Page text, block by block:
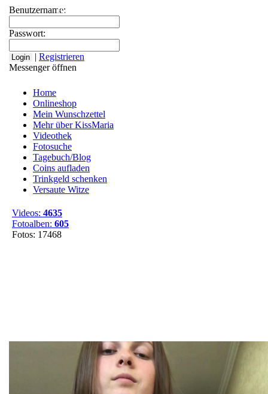
Home
Benutzername:
Passwort:
| Registrieren
Messenger öffnen
Home
Onlineshop
Mein Wunschzettel
Mehr über KissMaria
Videothek
Fotosuche
Tagebuch/Blog
Coins aufladen
Trinkgeld schenken
Versaute Witze
Videos: 4635
Fotoalben: 605
Fotos: 17468